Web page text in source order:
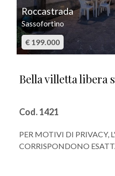
Roccastrada
Sassofortino
€ 199.000
Bella villetta libera
Cod. 1421
PER MOTIVI DI PRIVACY,
CORRISPONDONO